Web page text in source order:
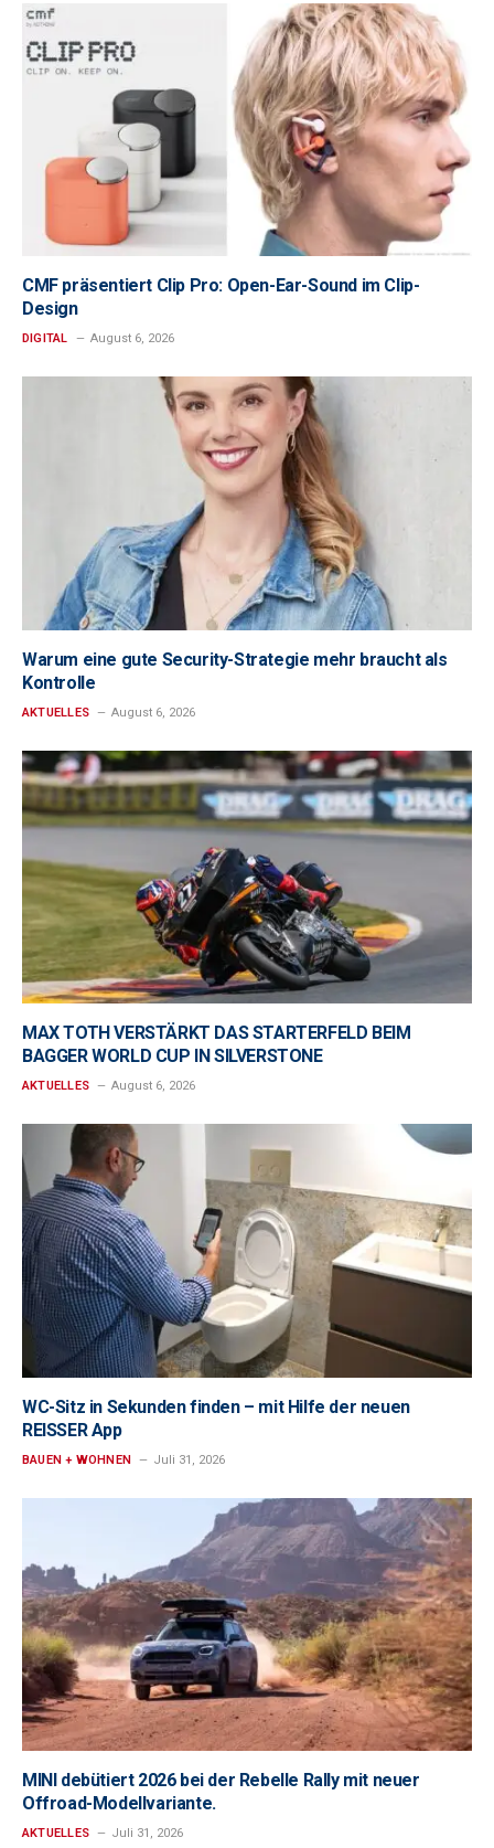
CMF präsentiert Clip Pro: Open-Ear-Sound im Clip-
Design
DIGITAL August 6, 2026
Warum eine gute Security-Strategie mehr braucht als
Kontrolle
AKTUELLES August 6, 2026
MAX TOTH VERSTÄRKT DAS STARTERFELD BEIM
BAGGER WORLD CUP IN SILVERSTONE
AKTUELLES August 6, 2026
WC-Sitz in Sekunden finden – mit Hilfe der neuen
REISSER App
BAUEN + WOHNEN Juli 31, 2026
MINI debütiert 2026 bei der Rebelle Rally mit neuer
Offroad-Modellvariante.
AKTUELLES Juli 31, 2026